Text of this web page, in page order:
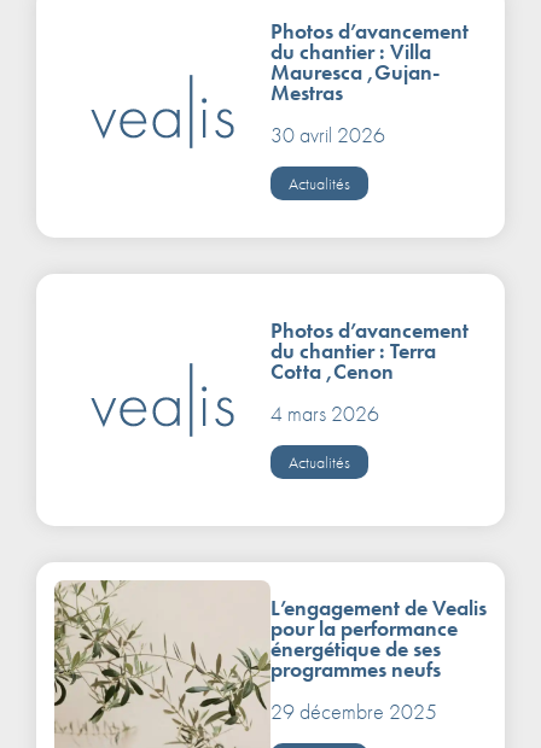
Photos d’avancement
du chantier : Villa
Mauresca ,Gujan-
Mestras
30 avril 2026
Actualités
Photos d’avancement
du chantier : Terra
Cotta ,Cenon
4 mars 2026
Actualités
L’engagement de Vealis
pour la performance
énergétique de ses
programmes neufs
29 décembre 2025